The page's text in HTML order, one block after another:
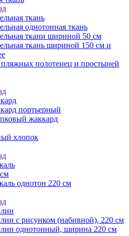
ткань
однотонная ткань
ткани шириной 50 см
ткань шириной 150 см и
полотенец и простыней
портьерный
жаккард
хлопок
однотон 220 см
с рисунком (набивной), 220 см
однотонный, ширина 220 см